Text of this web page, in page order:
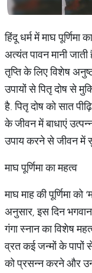
हिंदू धर्म में माघ पूर्णिमा
अत्यंत पावन मानी
तृप्ति के लिए विशेष
उपायों से पितृ दोष से
है. पितृ दोष को सात
के जीवन में बाधाएं
उपाय करने से जीवन में
माघ पूर्णिमा का महत्व
माघ माह की पूर्णिमा को
अनुसार, इस दिन
गंगा स्नान का विशेष
व्रत कई जन्मों के पापों
को प्रसन्न करने और